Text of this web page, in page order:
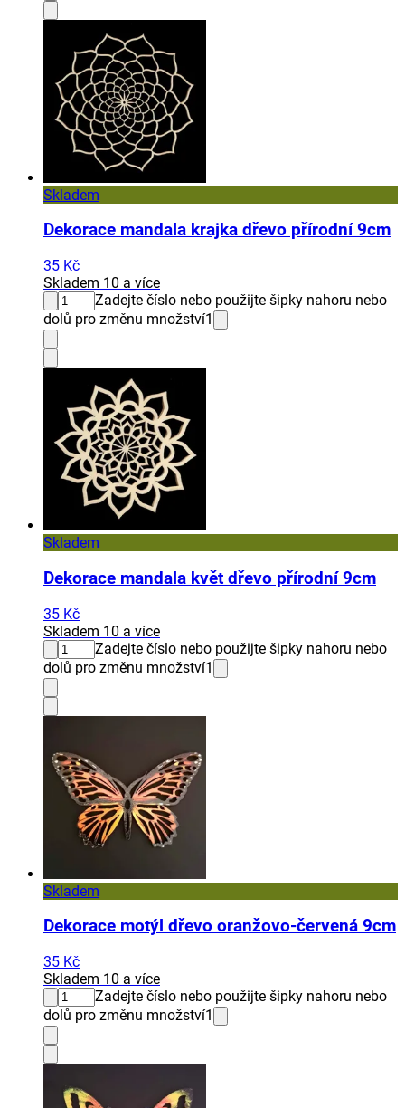
Skladem
Dekorace mandala krajka dřevo přírodní 9cm
35 Kč
Skladem 10 a více
Zadejte číslo nebo použijte šipky nahoru nebo
dolů pro změnu množství1
Skladem
Dekorace mandala květ dřevo přírodní 9cm
35 Kč
Skladem 10 a více
Zadejte číslo nebo použijte šipky nahoru nebo
dolů pro změnu množství1
Skladem
Dekorace motýl dřevo oranžovo-červená 9cm
35 Kč
Skladem 10 a více
Zadejte číslo nebo použijte šipky nahoru nebo
dolů pro změnu množství1